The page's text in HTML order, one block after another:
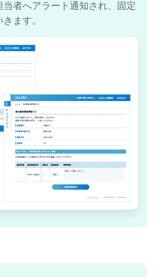
者へアラート通知され、固定
ます。